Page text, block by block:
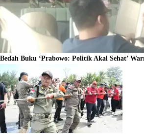
Bedah Buku ‘Prabowo: Politik Akal Sehat’